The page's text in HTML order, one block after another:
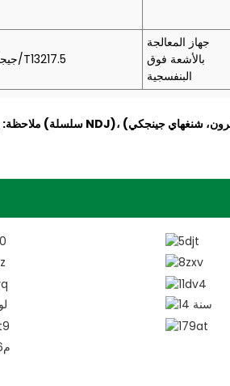
جيجابايت/T13217.5
جهاز المعالجة
بالأشعة فوق
البنفسجية